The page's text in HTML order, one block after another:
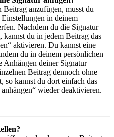
anzufügen, musst du
in deinem
Nachdem du die Signatur
kannst du in jedem Beitrag das
aktivieren. Du kannst eine
du in deinem persönlichen
Anhängen deiner Signatur
Beitrag dennoch ohne
so kannst du dort einfach das
wieder deaktivieren.